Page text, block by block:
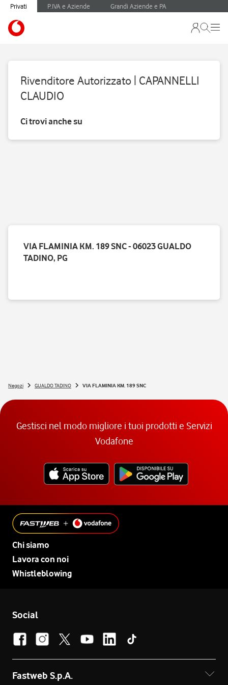
Privati P.IVA e Aziende Grandi Aziende e PA
Rivenditore Autorizzato | CAPANNELLI
CLAUDIO
Ci trovi anche su
VIA FLAMINIA KM. 189 SNC - 06023 GUALDO
TADINO, PG
Negozi GUALDO TADINO VIA FLAMINIA KM. 189 SNC
Gestisci nel modo migliore i tuoi prodotti e Servizi
Vodafone
Chi siamo
Lavora con noi
Whistleblowing
Social
Fastweb S.p.A.